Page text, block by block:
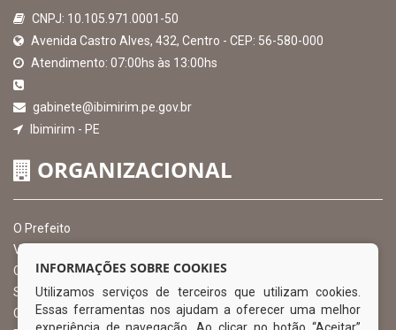
CNPJ: 10.105.971.0001-50
Avenida Castro Alves, 432, Centro - CEP: 56-580-000
Atendimento: 07:00hs às 13:00hs
gabinete@ibimirim.pe.gov.br
Ibimirim - PE
ORGANIZACIONAL
O Prefeito
Vice Prefeito
Ouvidoria Municipal
Serviço de Informação ao Cidadão – SIC
Chefe de Gabinete
INFORMAÇÕES SOBRE COOKIES
Utilizamos serviços de terceiros que utilizam cookies.
Essas ferramentas nos ajudam a oferecer uma melhor